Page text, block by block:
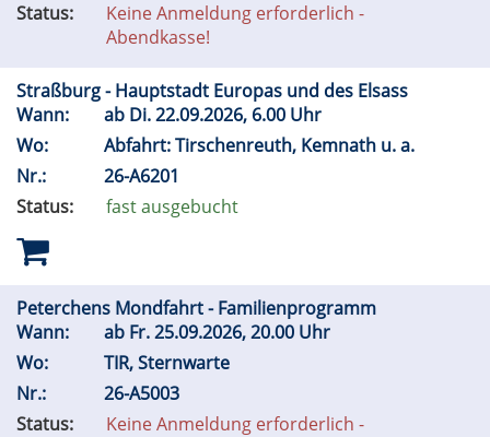
Status:
Keine Anmeldung erforderlich -
Abendkasse!
Straßburg - Hauptstadt Europas und des Elsass
Wann:
ab Di.22.09.2026, 6.00 Uhr
Wo:
Abfahrt: Tirschenreuth, Kemnath u. a.
Nr.:
26-A6201
Status:
fast ausgebucht
Peterchens Mondfahrt - Familienprogramm
Wann:
ab Fr.25.09.2026, 20.00 Uhr
Wo:
TIR, Sternwarte
Nr.:
26-A5003
Status:
Keine Anmeldung erforderlich -